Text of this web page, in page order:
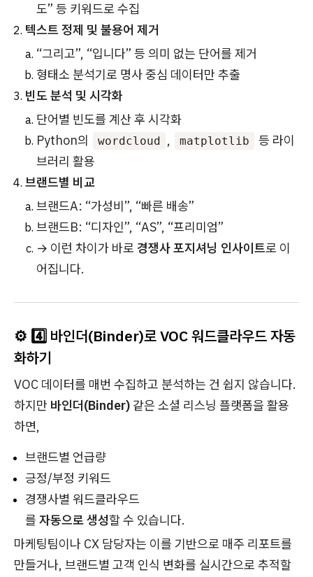
도” 등 키워드로 수집
텍스트 정제 및 불용어 제거
“그리고”, “입니다” 등 의미 없는 단어를 제거
형태소 분석기로 명사 중심 데이터만 추출
빈도 분석 및 시각화
단어별 빈도를 계산 후 시각화
Python의
wordcloud , matplotlib
등 라이
브러리 활용
브랜드별 비교
브랜드A: “가성비”, “빠른 배송”
브랜드B: “디자인”, “AS”, “프리미엄”
→ 이런 차이가 바로 경쟁사 포지셔닝 인사이트로 이
어집니다.
⚙️ 4️⃣ 바인더(Binder)로 VOC 워드클라우드 자동
화하기
VOC 데이터를 매번 수집하고 분석하는 건 쉽지 않습니다.
하지만 바인더(Binder) 같은 소셜 리스닝 플랫폼을 활용
하면,
브랜드별 언급량
긍정/부정 키워드
경쟁사별 워드클라우드
를 자동으로 생성할 수 있습니다.
마케팅팀이나 CX 담당자는 이를 기반으로 매주 리포트를
만들거나, 브랜드별 고객 인식 변화를 실시간으로 추적할